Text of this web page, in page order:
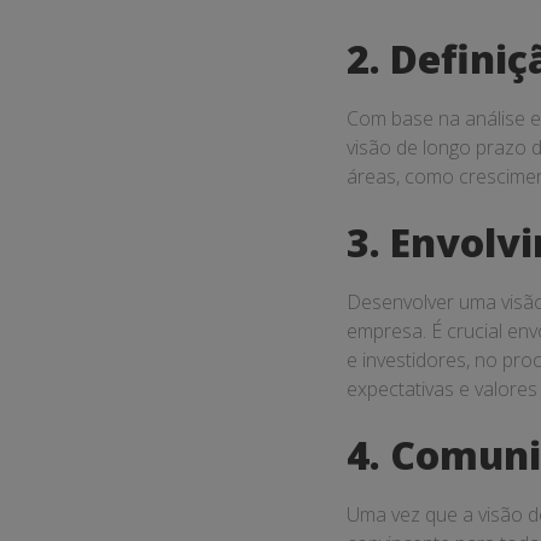
2.
Com base na análise
visão de longo prazo
áreas, como
3.
Desenvolver uma
empresa. É crucial
e investidores, no
expectativas e
4.
Uma vez que a visão